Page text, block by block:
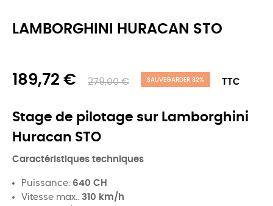
LAMBORGHINI HURACAN STO
189,72 € 279,00 € SAUVEGARDER 32% TTC
Stage de pilotage sur Lamborghini
Huracan STO
Caractéristiques techniques
Puissance: 640 CH
Vitesse max.: 310 km/h